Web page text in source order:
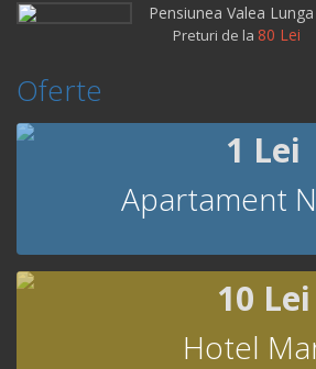
Pensiunea Valea Lunga
Preturi de la 80 Lei
Oferte
1 Lei
Apartament
10 Lei
Hotel